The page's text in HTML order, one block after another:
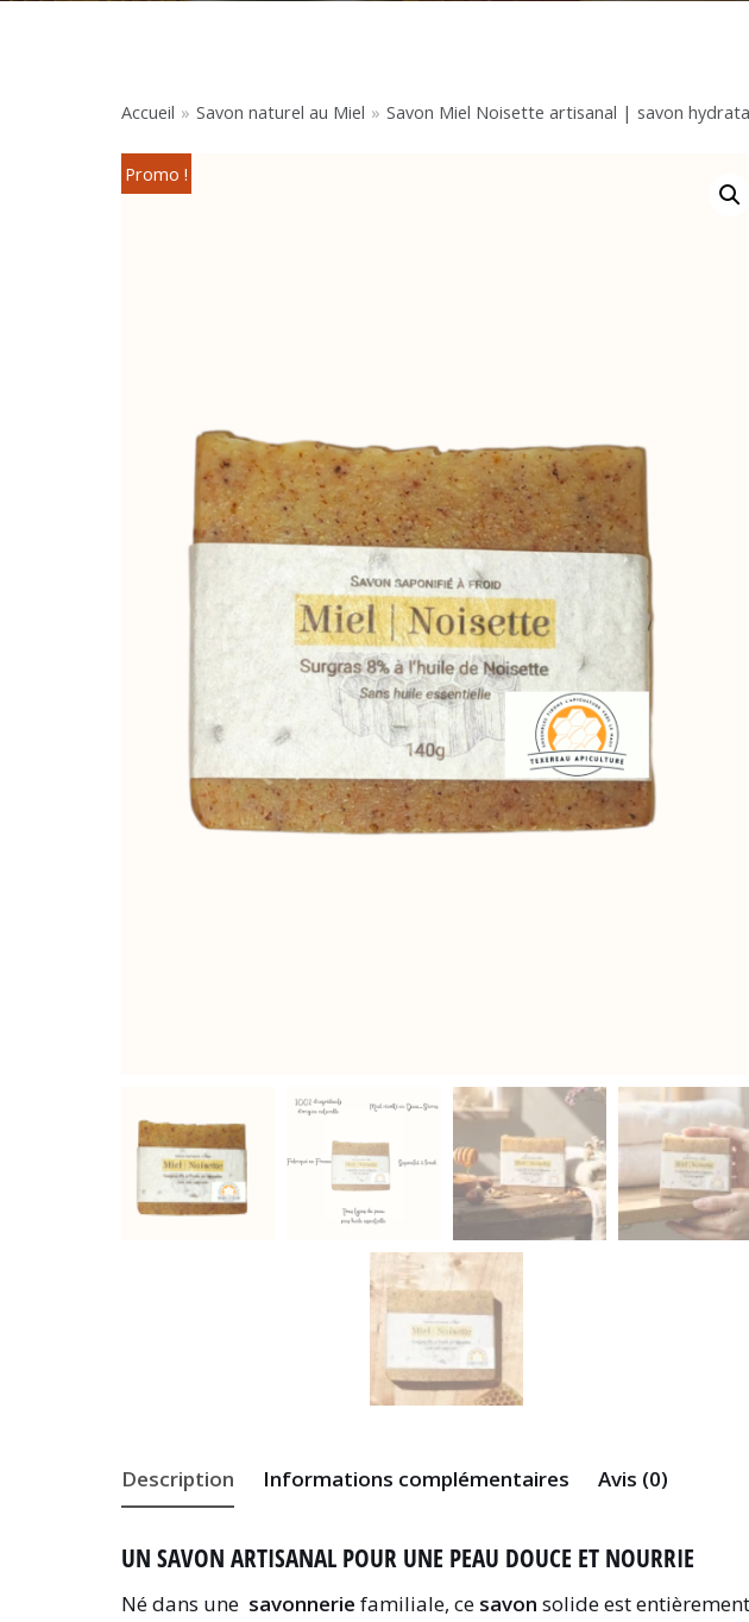
Accueil » Savon naturel au Miel » Savon Miel Noisette artisanal | savon
Promo !
Description Informations complémentaires Avis (0)
UN SAVON ARTISANAL POUR UNE PEAU DOUCE ET NOURRIE
Né dans une savonnerie familiale, ce savon solide est entièrement